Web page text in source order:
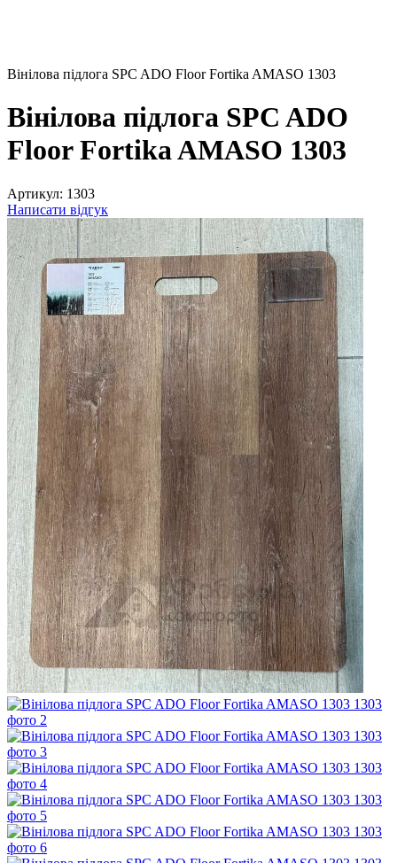
Вінілова підлога SPC ADO Floor Fortika AMASO 1303
Вінілова підлога SPC ADO
Floor Fortika AMASO 1303
Артикул: 1303
Написати відгук